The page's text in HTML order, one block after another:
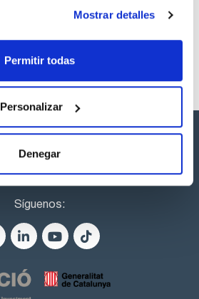
Mostrar detalles
Permitir todas
Personalizar
Denegar
Síguenos: